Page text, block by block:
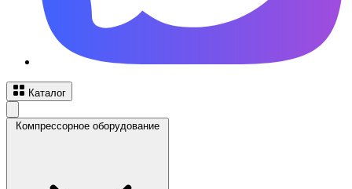
Каталог
Компрессорное оборудование